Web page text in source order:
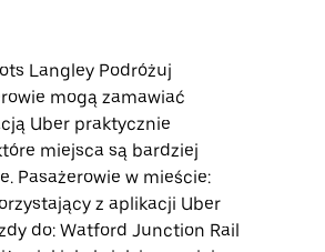
Langley Podróżuj
mogą zamawiać
Uber praktycznie
miejsca są bardziej
Pasażerowie w mieście:
z aplikacji Uber
do: Watford Junction Rail